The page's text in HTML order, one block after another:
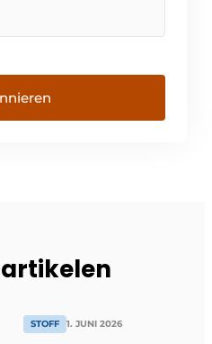
STOFF 1. JUNI 2026